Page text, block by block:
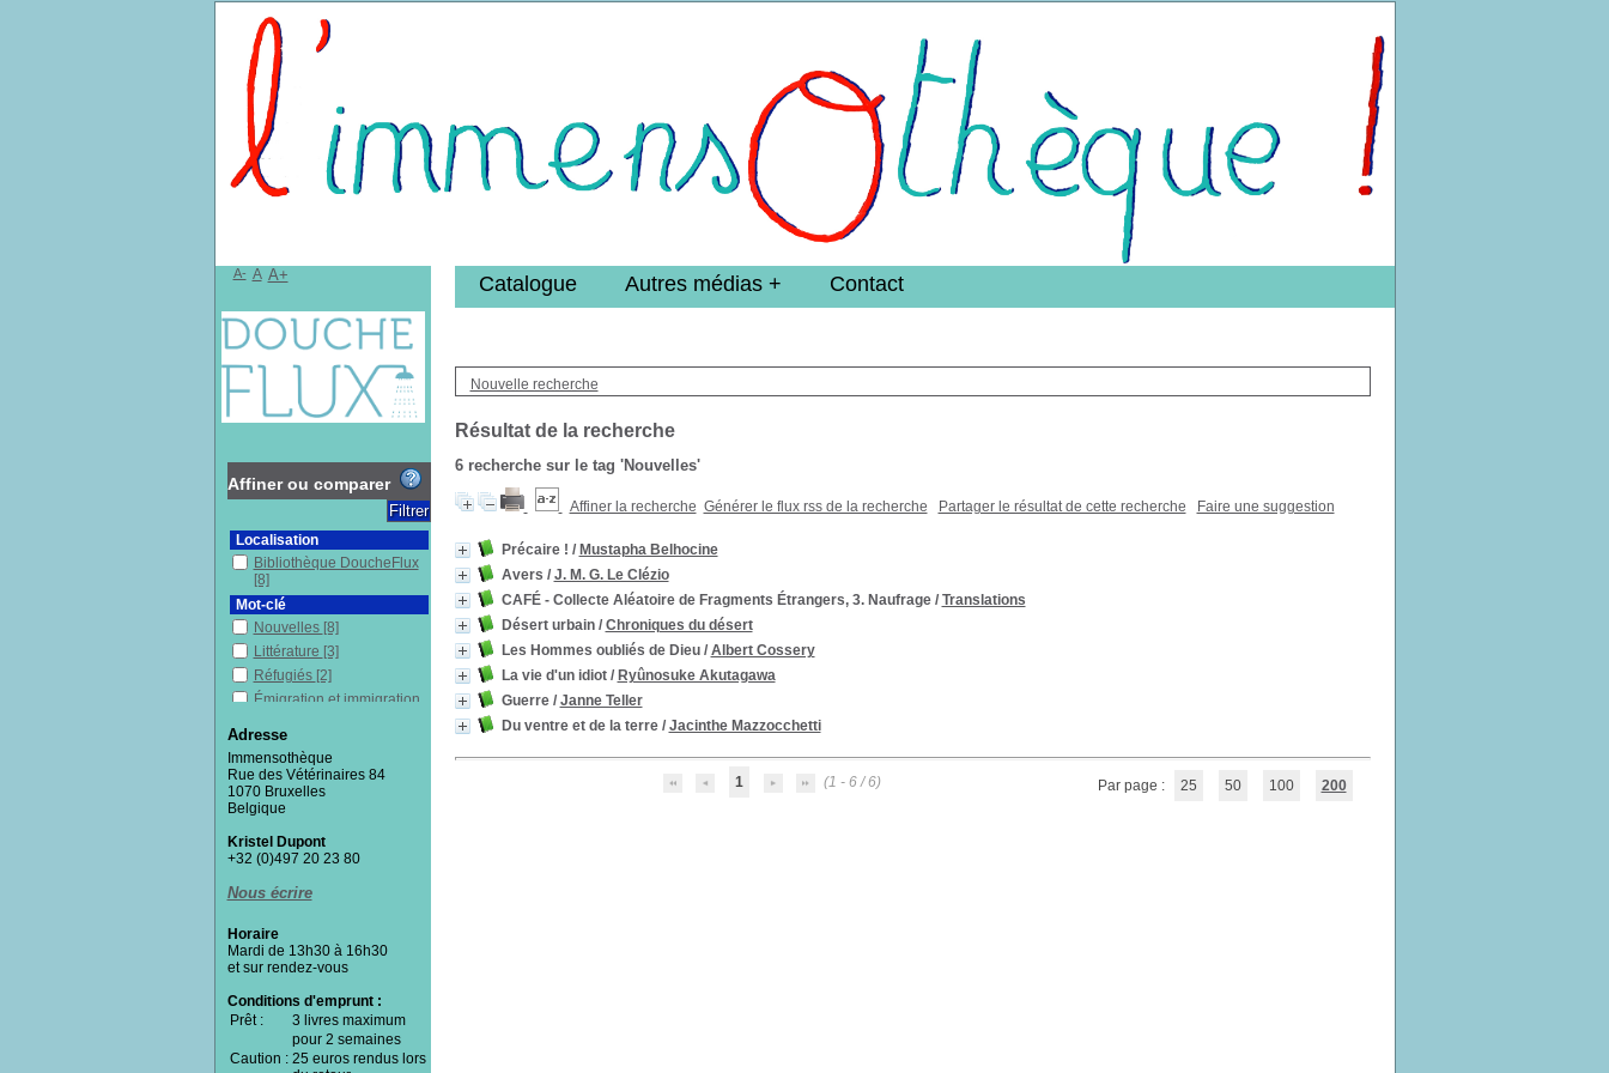
Nouvelle recherche
Résultat de la recherche
6recherche sur le tag 'Nouvelles'
Affiner la recherche Générer le flux rss de la recherche Partager le résultat de cette recherche Faire une suggestion
Précaire ! / Mustapha Belhocine
Avers / J. M. G. Le Clézio
CAFÉ - Collecte Aléatoire de Fragments Étrangers, 3. Naufrage/ Translations
Désert urbain/ Chroniques du désert
Les Hommes oubliés de Dieu/ Albert Cossery
La vie d'un idiot/ Ryûnosuke Akutagawa
Guerre/ Janne Teller
Du ventre et de la terre/ Jacinthe Mazzocchetti
1 (1 - 6 / 6) Par page : 25 50 100 200
Catalogue Autres médias Contact
A- A A+
Affiner ou comparer
Localisation
Bibliothèque DoucheFlux
[8]
Mot-clé
Nouvelles [8]
Littérature [3]
Réfugiés [2]
Émigration et immigration
Exil[2]
Poésie[2]
Récit de vie
Marginaux
Pauvres en milieu urbain
[1]
Politique économique
Lutte [1]
Recueil[1]
Résistance politique
Travail précaire[1]
Urbanisme[1]
Villes[1]
Adresse
Immensothèque
Rue des Vétérinaires 84
1070 Bruxelles
Belgique
Kristel Dupont
+32 (0)497 20 23 80
Nous écrire
Horaire
Mardi de 13h30 à 16h30
et sur rendez-vous
Conditions d'emprunt :
Prêt :
3 livres maximum
pour 2 semaines
Caution : 25 euros rendus lors